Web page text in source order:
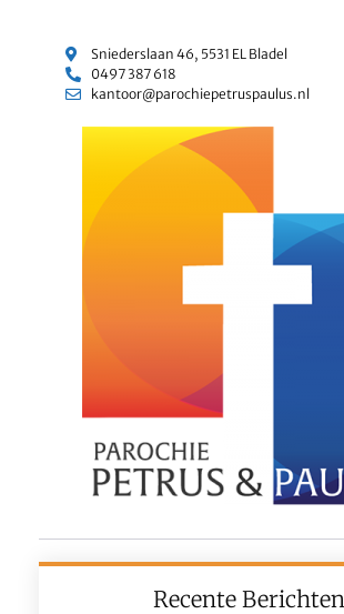
Sniederslaan 46, 5531 EL Bladel
0497 387 618
kantoor@parochiepetruspaulus.nl
Recente Berichten